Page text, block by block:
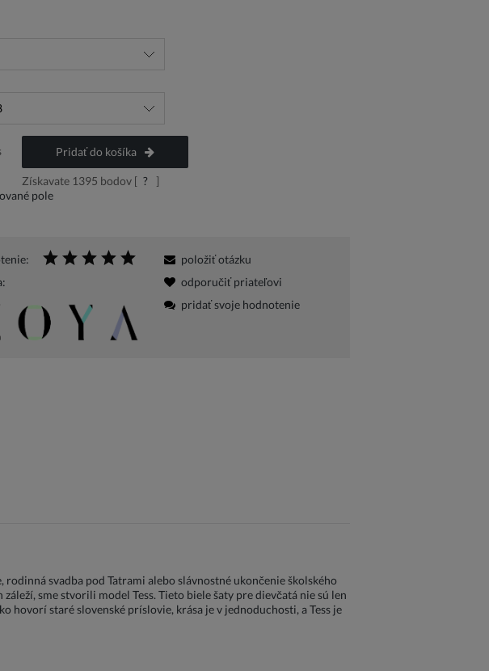
Pridať do košíka
Získavate 1395 bodov [ ?
]
pole
položiť otázku
odporučiť priateľovi
pridať svoje hodnotenie
svadba pod Tatrami alebo slávnostné ukončenie školského
sme stvorili model Tess. Tieto biele šaty pre dievčatá nie sú len
hovorí staré slovenské príslovie, krása je v jednoduchosti, a Tess je